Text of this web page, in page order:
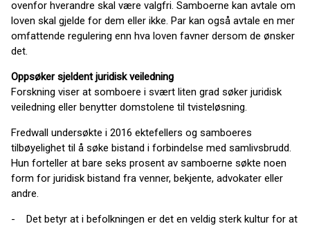
ovenfor hverandre skal være valgfri. Samboerne kan avtale om
loven skal gjelde for dem eller ikke. Par kan også avtale en mer
omfattende regulering enn hva loven favner dersom de ønsker
det.
Oppsøker sjeldent juridisk veiledning
Forskning viser at somboere i svært liten grad søker juridisk
veiledning eller benytter domstolene til tvisteløsning.
Fredwall undersøkte i 2016 ektefellers og samboeres
tilbøyelighet til å søke bistand i forbindelse med samlivsbrudd.
Hun forteller at bare seks prosent av samboerne søkte noen
form for juridisk bistand fra venner, bekjente, advokater eller
andre.
- Det betyr at i befolkningen er det en veldig sterk kultur for at